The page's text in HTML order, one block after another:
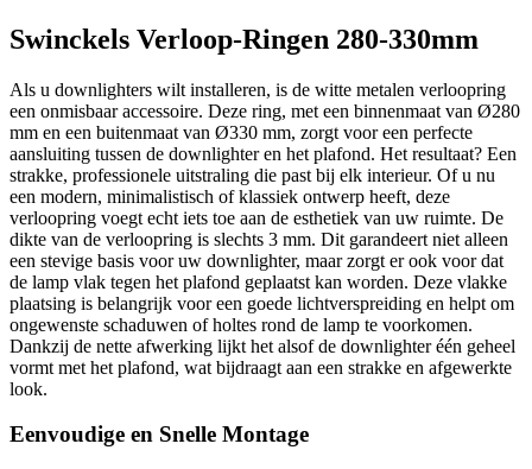
Swinckels Verloop-Ringen 280-330mm
Als u downlighters wilt installeren, is de witte metalen verloopring
een onmisbaar accessoire. Deze ring, met een binnenmaat van Ø280
mm en een buitenmaat van Ø330 mm, zorgt voor een perfecte
aansluiting tussen de downlighter en het plafond. Het resultaat? Een
strakke, professionele uitstraling die past bij elk interieur. Of u nu
een modern, minimalistisch of klassiek ontwerp heeft, deze
verloopring voegt echt iets toe aan de esthetiek van uw ruimte. De
dikte van de verloopring is slechts 3 mm. Dit garandeert niet alleen
een stevige basis voor uw downlighter, maar zorgt er ook voor dat
de lamp vlak tegen het plafond geplaatst kan worden. Deze vlakke
plaatsing is belangrijk voor een goede lichtverspreiding en helpt om
ongewenste schaduwen of holtes rond de lamp te voorkomen.
Dankzij de nette afwerking lijkt het alsof de downlighter één geheel
vormt met het plafond, wat bijdraagt aan een strakke en afgewerkte
look.
Eenvoudige en Snelle Montage